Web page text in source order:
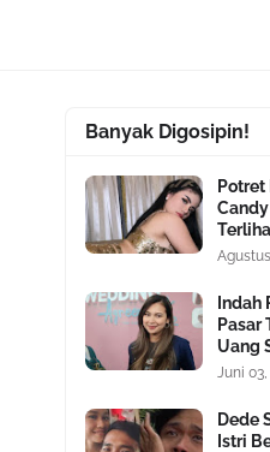
Banyak Digosipin!
Indah
Pasar
Uang
Juni 03,
Dede
Istri